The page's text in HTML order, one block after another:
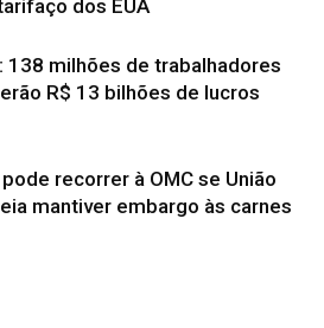
dos EUA
138 milhões de trabalhadores
R$ 13 bilhões de lucros
recorrer à OMC se União
mantiver embargo às carnes